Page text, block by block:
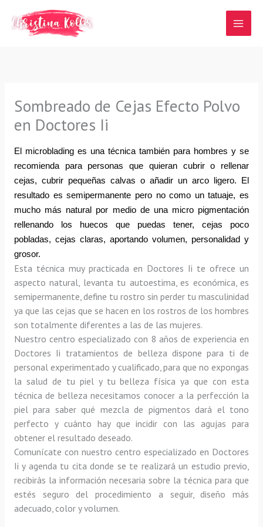
contenido
Sombreado de Cejas Efecto Polvo
en Doctores Ii
El microblading es una técnica también para hombres y se
recomienda para personas que quieran cubrir o rellenar
cejas, cubrir pequeñas calvas o añadir un arco ligero. El
resultado es semipermanente pero no como un tatuaje, es
mucho más natural por medio de una micro pigmentación
rellenando los huecos que puedas tener, cejas poco
pobladas, cejas claras, aportando volumen, personalidad y
grosor.
Esta técnica muy practicada en Doctores Ii te ofrece un
aspecto natural, levanta tu autoestima, es económica, es
semipermanente, define tu rostro sin perder tu masculinidad
ya que las cejas que se hacen en los rostros de los hombres
son totalmente diferentes a las de las mujeres.
Nuestro centro especializado con 8 años de experiencia en
Doctores Ii tratamientos de belleza dispone para ti de
personal experimentado y cualificado, para que no expongas
la salud de tu piel y tu belleza física ya que con esta
técnica de belleza necesitamos conocer a la perfección la
piel para saber qué mezcla de pigmentos dará el tono
perfecto y cuánto hay que incidir con las agujas para
obtener el resultado deseado.
Comunícate con nuestro centro especializado en Doctores
Ii y agenda tu cita donde se te realizará un estudio previo,
recibirás la información necesaria sobre la técnica para que
estés seguro del procedimiento a seguir, diseño más
adecuado, color y volumen.